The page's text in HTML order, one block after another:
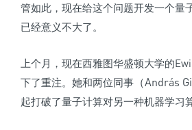
管如此，现在给这个问题开发一个量
已经意义不大了。
上个月，现在西雅图华盛顿大学的
下了重注。她和两位同事 （András
起打破了量子计算对另一种机器学习